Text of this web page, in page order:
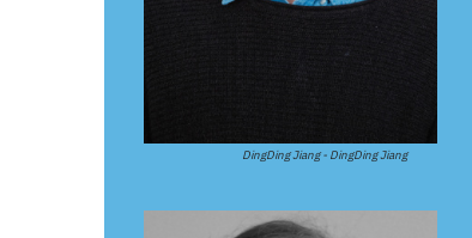
DingDing Jiang - DingDing Jiang